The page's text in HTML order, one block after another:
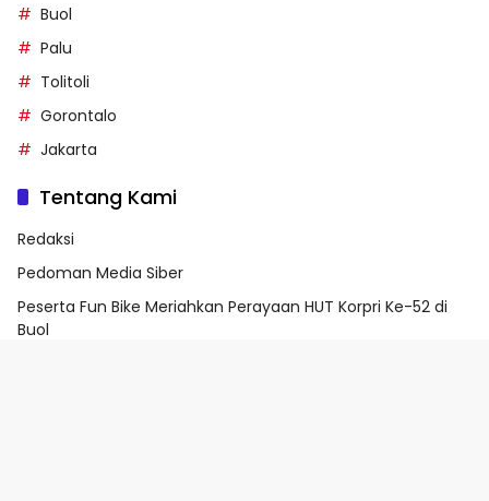
Buol
Palu
Tolitoli
Gorontalo
Jakarta
Tentang Kami
Redaksi
Pedoman Media Siber
Peserta Fun Bike Meriahkan Perayaan HUT Korpri Ke-52 di
Buol